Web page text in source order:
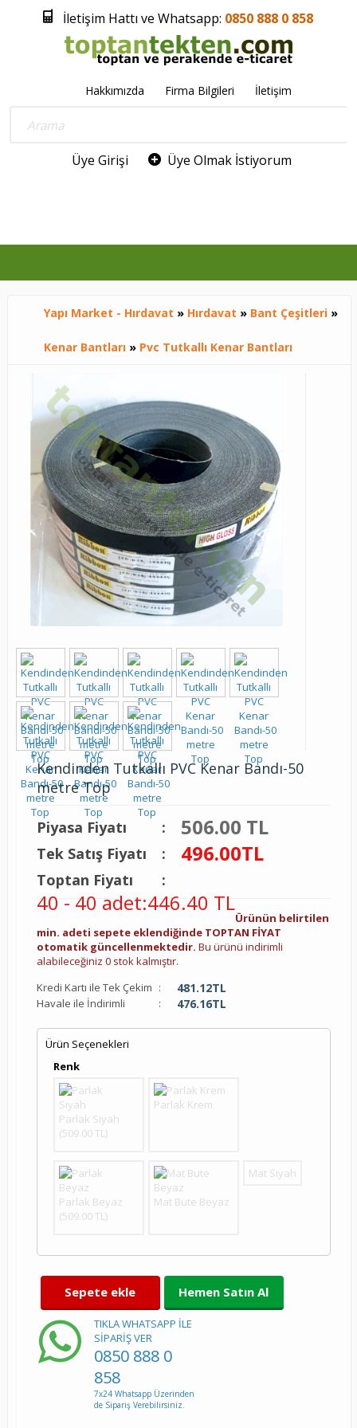
İletişim Hattı ve Whatsapp: 0850 888 0 858
Hakkımızda Firma Bilgileri İletişim
Üye Girişi Üye Olmak İstiyorum
Yapı Market - Hırdavat » Hırdavat » Bant Çeşitleri»
Kenar Bantları» Pvc Tutkallı Kenar Bantları
Kendinden Tutkallı PVC Kenar Bandı-50
metre Top
Piyasa Fiyatı : 506.00 TL
Tek Satış Fiyatı : 496.00TL
Toptan Fiyatı :
40 - 40 adet:446.40 TL
Ürünün belirtilen
min. adeti sepete eklendiğinde TOPTAN FİYAT
otomatik güncellenmektedir. Bu ürünü indirimli
alabileceğiniz 0 stok kalmıştır.
Kredi Kartı ile Tek Çekim : 481.12TL
Havale ile İndirimli : 476.16TL
Ürün Seçenekleri
Renk
Parlak Siyah
(509.00TL)
Parlak Krem
Parlak Beyaz
(509.00TL)
Mat Bute Beyaz
Mat Siyah
Sepete ekle Hemen Satın Al
TIKLA WHATSAPP İLE
SİPARİŞ VER
0850 888 0
858
7x24 Whatsapp Üzerinden
de Sipariş Verebilirsiniz.